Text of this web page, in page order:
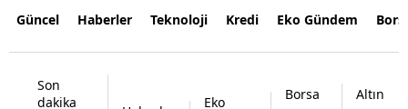
Güncel Haberler Teknoloji Kredi Eko Gündem
Son
dakika
Eko
Borsa
Altın